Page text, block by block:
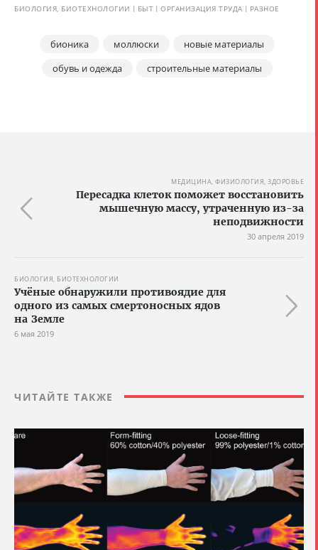
БИОЛОГИЯ, БИОТЕХНОЛОГИИ БЫТ ОРГАНИЗАЦИЯ ТРУДА РАЗНОЕ
бионика моллюски
новые материалы
обувь и одежда
строительные материалы
МЕДИЦИНА, ФИЗИОЛОГИЯ, ЗДОРОВЬЕ
Пересадка клеток поможет восстановить
мышечную массу, утраченную из-за
неподвижности
30 апреля 2019
БИОЛОГИЯ, БИОТЕХНОЛОГИИ
Учёные обнаружили противоядие для
одного из самых смертоносных ядов
на Земле
6 мая 2019
ЧИТАЙТЕ ТАКЖЕ